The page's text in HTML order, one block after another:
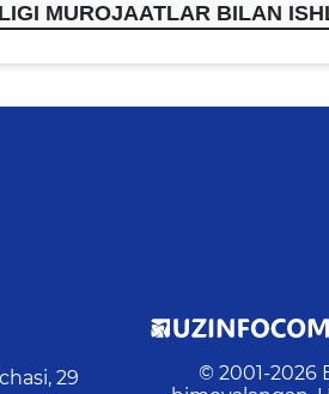
MUROJAATLAR BILAN
29 © 2001-2026